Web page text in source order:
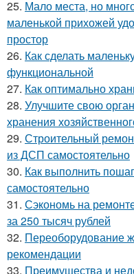
25. Мало места, но
маленькой прихожей
простор
26. Как сделать
функциональной
27. Как оптимально
28. Улучшите свою
хранения
29. Строительный
из ДСП самостоятельно
30. Как выполнить
самостоятельно
31. Сэкономь на
за 250 тысяч рублей
32. Переоборудование
рекомендации
33. Преимущества и